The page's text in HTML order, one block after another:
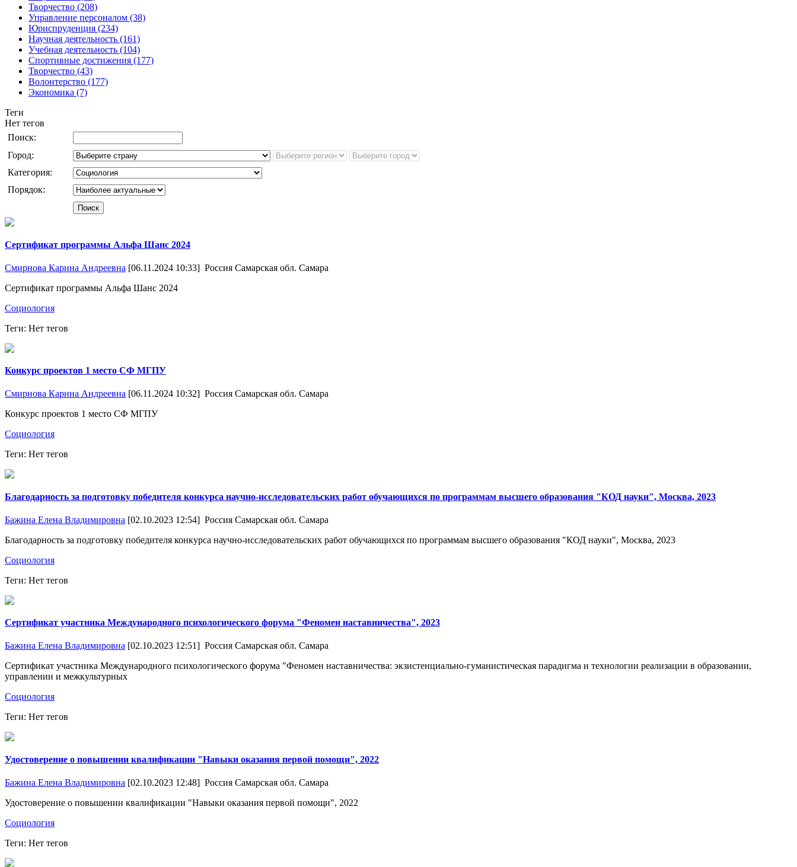
Творчество (208)
Управление персоналом (38)
Юриспруденция (234)
Научная деятельность (161)
Учебная деятельность (104)
Спортивные достижения (177)
Творчество (43)
Волонтерство (177)
Экономика (7)
Теги
Нет тегов
Поиск:
Город:
Категория:
Порядок:
Сертификат программы Альфа Шанс 2024
Смирнова Карина Андреевна [06.11.2024 10:33] Россия Самарская обл. Самара
Сертификат программы Альфа Шанс 2024
Социология
Теги: Нет тегов
Конкурс проектов 1 место СФ МГПУ
Смирнова Карина Андреевна [06.11.2024 10:32] Россия Самарская обл. Самара
Конкурс проектов 1 место СФ МГПУ
Социология
Теги: Нет тегов
Благодарность за подготовку победителя конкурса научно-исследовательских работ обучающихся по программам высшего образования "КОД науки", Москва, 2023
Бажина Елена Владимировна [02.10.2023 12:54] Россия Самарская обл. Самара
Благодарность за подготовку победителя конкурса научно-исследовательских работ обучающихся по программам высшего образования "КОД науки", Москва, 2023
Социология
Теги: Нет тегов
Сертификат участника Международного психологического форума "Феномен наставничества", 2023
Бажина Елена Владимировна [02.10.2023 12:51] Россия Самарская обл. Самара
Сертификат участника Международного психологического форума "Феномен наставничества: экзистенциально-гуманистическая парадигма и технологии реализации в образовании,
управлении и межкультурных
Социология
Теги: Нет тегов
Удостоверение о повышении квалификации "Навыки оказания первой помощи", 2022
Бажина Елена Владимировна [02.10.2023 12:48] Россия Самарская обл. Самара
Удостоверение о повышении квалификации "Навыки оказания первой помощи", 2022
Социология
Теги: Нет тегов